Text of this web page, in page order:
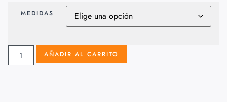
MEDIDAS
AÑADIR AL CARRITO